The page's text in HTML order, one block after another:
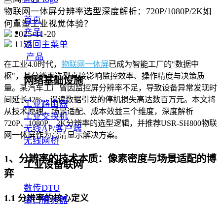
首页
产品
返回主菜单
产品
网络基础设施
工业路由器
工业交换机
无线AP/客户端
无线网桥
工业设备联网
数传DTU
串口服务器
物联网一体屏分辨率选型深度解析：720P/1080P/2K如
何重塑工业视觉体验？
2025-11-20
1153
在工业4.0时代， 物联网一体屏已成为智能工厂的"数据中
枢"，其分辨率选型直接影响监控效率、操作精度与决策质
量。某汽车工厂曾因监控屏分辨率不足，导致设备异常发现时
间延长42%，误读数据引发的停机损失高达数百万元。本文将
从技术原理、场景适配、成本效益三个维度，深度解析
720P、1080P、2K分辨率的选型逻辑，并推荐USR-SH800物联
网一体屏作为高清显示解决方案。
1、分辨率的技术本质：像素密度与场景适配的博
弈
1.1 分辨率的核心定义